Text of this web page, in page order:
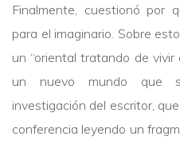
Finalmente, cuestionó por
para el imaginario. Sobre
un “oriental tratando de
un nuevo mundo que
investigación del escritor,
conferencia leyendo un